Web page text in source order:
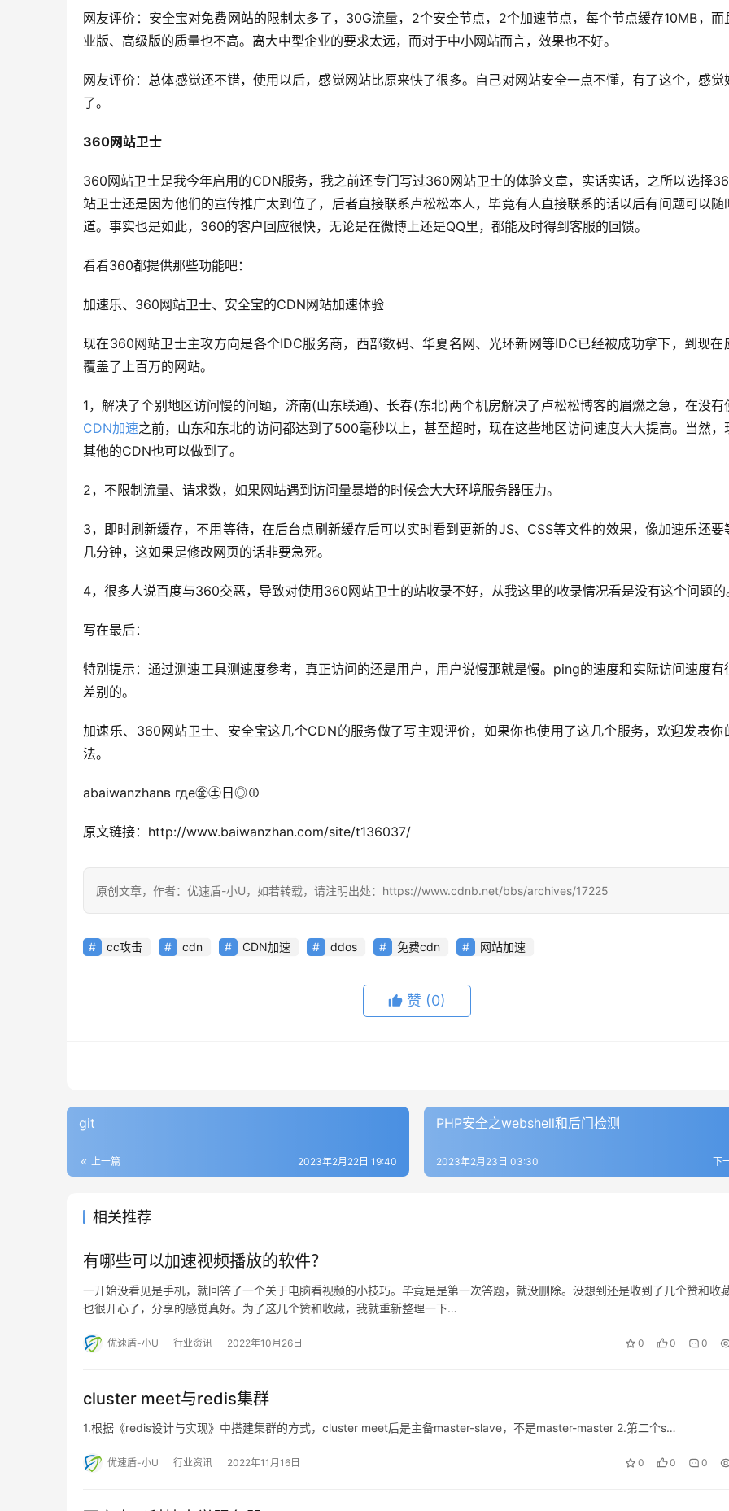
网友评价：安全宝对免费网站的限制太多了，30G流量，2个安全节点，2个加速节点，每个节点缓存10MB，而
业版、高级版的质量也不高。离大中型企业的要求太远，而对于中小网站而言，效果也不好。
网友评价：总体感觉还不错，使用以后，感觉网站比原来快了很多。自己对网站安全一点不懂，有了这个，感觉
了。
360网站卫士
360网站卫士是我今年启用的CDN服务，我之前还专门写过360网站卫士的体验文章，实话实话，之所以选择
站卫士还是因为他们的宣传推广太到位了，后者直接联系卢松松本人，毕竟有人直接联系的话以后有问题可以随
道。事实也是如此，360的客户回应很快，无论是在微博上还是QQ里，都能及时得到客服的回馈。
看看360都提供那些功能吧：
加速乐、360网站卫士、安全宝的CDN网站加速体验
现在360网站卫士主攻方向是各个IDC服务商，西部数码、华夏名网、光环新网等IDC已经被成功拿下，到现在
覆盖了上百万的网站。
1，解决了个别地区访问慢的问题，济南(山东联通)、长春(东北)两个机房解决了卢松松博客的眉燃之急，在没有
CDN加速之前，山东和东北的访问都达到了500毫秒以上，甚至超时，现在这些地区访问速度大大提高。当然，
其他的CDN也可以做到了。
2，不限制流量、请求数，如果网站遇到访问量暴增的时候会大大环境服务器压力。
3，即时刷新缓存，不用等待，在后台点刷新缓存后可以实时看到更新的JS、CSS等文件的效果，像加速乐还要
几分钟，这如果是修改网页的话非要急死。
4，很多人说百度与360交恶，导致对使用360网站卫士的站收录不好，从我这里的收录情况看是没有这个问题的
写在最后：
特别提示：通过测速工具测速度参考，真正访问的还是用户，用户说慢那就是慢。ping的速度和实际访问速度有
差别的。
加速乐、360网站卫士、安全宝这几个CDN的服务做了写主观评价，如果你也使用了这几个服务，欢迎发表你
法。
аbaiwanzhanв где㊎㊏ 日◎⊕
原文链接：http://www.baiwanzhan.com/site/t136037/
原创文章，作者：优速盾-小U，如若转载，请注明出处：https://www.cdnb.net/bbs/archives/17225
cc攻击 cdn CDN加速 ddos 免费cdn 网站加速
赞 (0)
git
上一篇 2023年2月22日 19:40
PHP安全之webshell和后门检测
下
2023年2月23日 03:30
相关推荐
有哪些可以加速视频播放的软件？
一开始没看见是手机，就回答了一个关于电脑看视频的小技巧。毕竟是是第一次答题，就没删除。没想到还是收到了几个赞和收藏
也很开心了，分享的感觉真好。为了这几个赞和收藏，我就重新整理一下…
优速盾-小U 行业资讯 2022年10月26日 0 0 0
cluster meet与redis集群
1.根据《redis设计与实现》中搭建集群的方式，cluster meet后是主备master-slave，不是master-master 2.第二个s…
优速盾-小U 行业资讯 2022年11月16日 0 0 0